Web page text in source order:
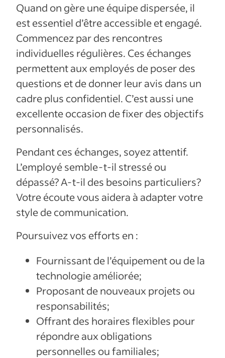
Quand on gère une équipe dispersée, il
est essentiel d’être accessible et engagé.
Commencez par des rencontres
individuelles régulières. Ces échanges
permettent aux employés de poser des
questions et de donner leur avis dans un
cadre plus confidentiel. C’est aussi une
excellente occasion de fixer des objectifs
personnalisés.
Pendant ces échanges, soyez attentif.
L’employé semble-t-il stressé ou
dépassé? A-t-il des besoins particuliers?
Votre écoute vous aidera à adapter votre
style de communication.
Poursuivez vos efforts en :
Fournissant de l’équipement ou de la
technologie améliorée;
Proposant de nouveaux projets ou
responsabilités;
Offrant des horaires flexibles pour
répondre aux obligations
personnelles ou familiales;